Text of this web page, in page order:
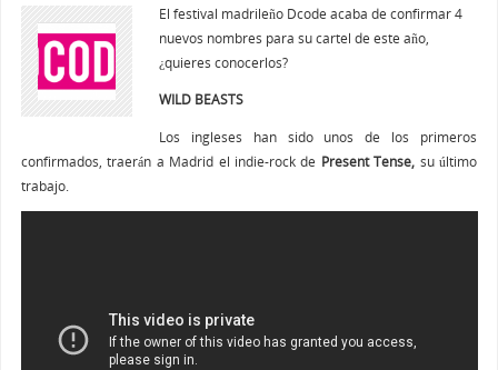
El festival madrileño Dcode acaba de confirmar 4
nuevos nombres para su cartel de este año,
¿quieres conocerlos?
WILD BEASTS
Los ingleses han sido unos de los primeros
confirmados, traerán a Madrid el indie-rock de Present Tense, su último
trabajo.